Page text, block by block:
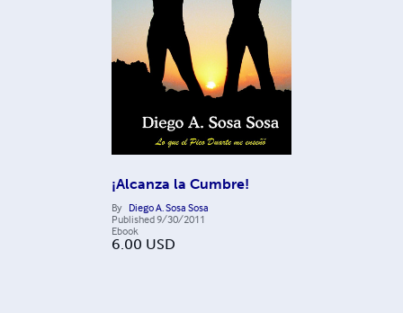
¡Alcanza la Cumbre!
By Diego A. Sosa Sosa
Published9/30/2011
Ebook
6.00 USD